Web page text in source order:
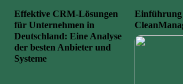
Effektive CRM-Lösungen
für Unternehmen in
Deutschland: Eine Analyse
der besten Anbieter und
Systeme
Einführung